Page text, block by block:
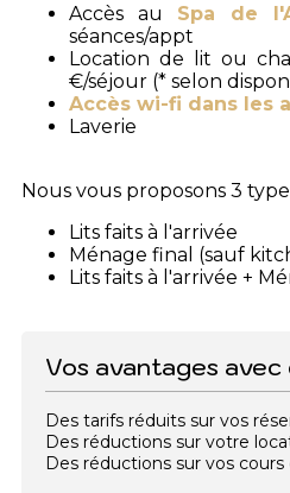
Accès au Spa de
séances/appt
Location de lit ou
€/séjour (* selon
Accès wi-fi dans les
Laverie
Nous vous proposons 3
Lits faits à l'arrivée
Ménage final (sauf
Lits faits à l'arrivée +
Vos avantages
Des tarifs réduits sur vos
Des réductions sur votre
Des réductions sur vos